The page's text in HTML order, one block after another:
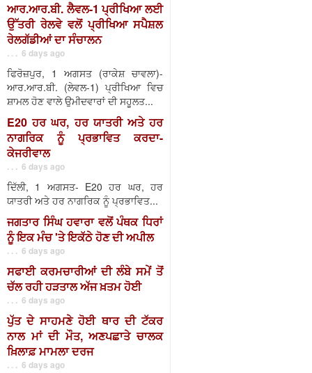
ਆਰ.ਆਰ.ਬੀ. ਲੈਵਲ-1 ਪ੍ਰੀਖਿਆ ਲਈ
ਉੱਤਰੀ ਰੇਲਵੇ ਵਲੋਂ ਪ੍ਰੀਖਿਆ ਸਪੈਸ਼ਲ
ਰੇਲਗੱਡੀਆਂ ਦਾ ਸੰਚਾਲਨ
. . . 6 days ago
ਫਿਰੋਜ਼ਪੁਰ, 1 ਅਗਸਤ (ਰਾਕੇਸ਼ ਚਾਵਲਾ)-
ਆਰ.ਆਰ.ਬੀ. (ਲੇਵਲ-1) ਪ੍ਰੀਖਿਆ ਵਿਚ
ਸ਼ਾਮਲ ਹੋਣ ਵਾਲੇ ਉਮੀਦਵਾਰਾਂ ਦੀ ਸਹੂਲਤ...
E20 ਹਰ ਘਰ, ਹਰ ਯਾਤਰੀ ਅਤੇ ਹਰ
ਨਾਗਰਿਕ ਨੂੰ ਪ੍ਰਭਾਵਿਤ ਕਰਦਾ-
ਕੇਜਰੀਵਾਲ
. . . 6 days ago
ਦਿੱਲੀ, 1 ਅਗਸਤ- E20 ਹਰ ਘਰ, ਹਰ
ਯਾਤਰੀ ਅਤੇ ਹਰ ਨਾਗਰਿਕ ਨੂੰ ਪ੍ਰਭਾਵਿਤ...
ਜਗਤਾਰ ਸਿੰਘ ਹਵਾਰਾ ਵਲੋਂ ਪੰਥਕ ਧਿਰਾਂ
ਨੂੰ ਇਕ ਮੰਚ 'ਤੇ ਇਕੱਠੇ ਹੋਣ ਦੀ ਅਪੀਲ
. . . 6 days ago
ਸਫਾਈ ਕਰਮਚਾਰੀਆਂ ਦੀ ਲੰਬੇ ਸਮੇਂ ਤੋਂ
ਚੱਲ ਰਹੀ ਹੜਤਾਲ ਅੱਜ ਖ਼ਤਮ ਹੋਈ
. . . 6 days ago
ਪੁੱਤ ਦੇ ਸਾਹਮਣੇ ਹੋਈ ਥਾਰ ਦੀ ਟੱਕਰ
ਨਾਲ ਮਾਂ ਦੀ ਮੌਤ, ਅਣਪਛਾਤੇ ਚਾਲਕ
ਖ਼ਿਲਾਫ਼ ਮਾਮਲਾ ਦਰਜ
. . . 6 days ago